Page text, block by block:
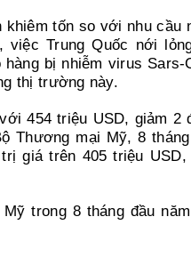
tốn so với nhu cầu
việc Trung Quốc nới
bị nhiễm virus
thị trường này.
454 triệu USD, giảm 2
Thương mại Mỹ, 8
giá trên 405 triệu
trong 8 tháng đầu